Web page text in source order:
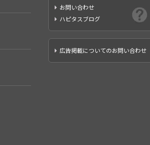
お問い合わせ
ハピタスブログ
広告掲載についてのお問い合わせ